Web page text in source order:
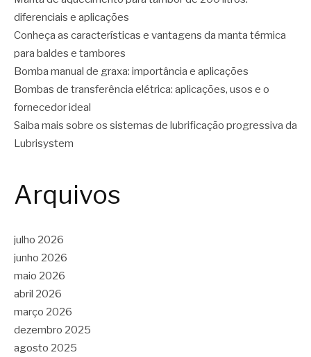
diferenciais e aplicações
Conheça as características e vantagens da manta térmica
para baldes e tambores
Bomba manual de graxa: importância e aplicações
Bombas de transferência elétrica: aplicações, usos e o
fornecedor ideal
Saiba mais sobre os sistemas de lubrificação progressiva da
Lubrisystem
Arquivos
julho 2026
junho 2026
maio 2026
abril 2026
março 2026
dezembro 2025
agosto 2025